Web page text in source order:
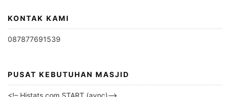
KONTAK KAMI
087877691539
PUSAT KEBUTUHAN MASJID